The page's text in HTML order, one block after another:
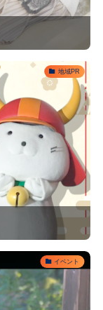
地域PR
イベント